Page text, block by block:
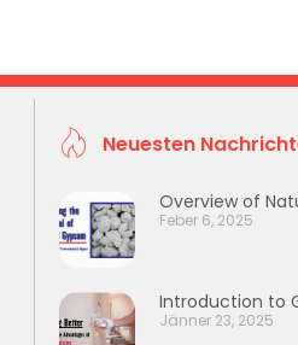
Neuesten
Overview of
Feber 6, 2025
Introduction to
Jänner 23, 2025